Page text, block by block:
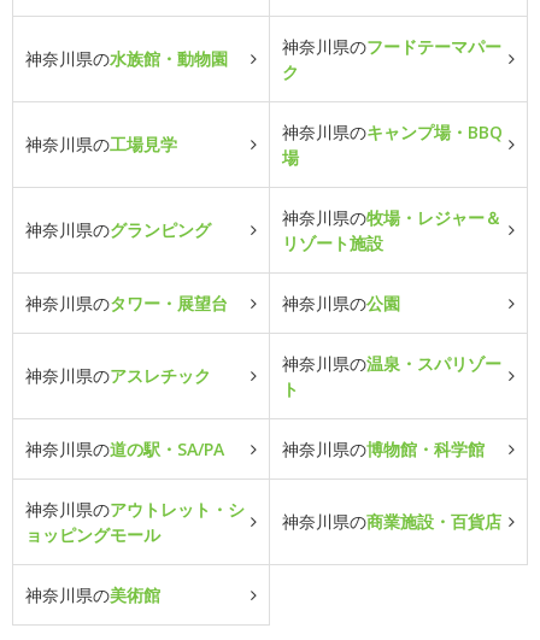
神奈川県の水族館・動物園
神奈川県のフードテーマパー
ク
神奈川県の工場見学
神奈川県のキャンプ場・BBQ
場
神奈川県のグランピング
神奈川県の牧場・レジャー＆
リゾート施設
神奈川県のタワー・展望台 神奈川県の公園
神奈川県のアスレチック
神奈川県の温泉・スパリゾー
ト
神奈川県の道の駅・SA/PA 神奈川県の博物館・科学館
神奈川県のアウトレット・シ
ョッピングモール
神奈川県の商業施設・百貨店
神奈川県の美術館